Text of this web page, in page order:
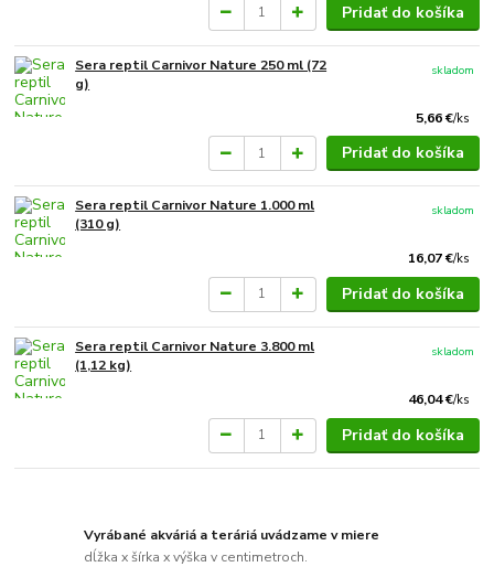
Pridať do košíka
Sera reptil Carnivor Nature 250 ml (72
g)
5,66 €/ks
skladom
Pridať do košíka
Sera reptil Carnivor Nature 1.000 ml
(310 g)
16,07 €/ks
skladom
Pridať do košíka
Sera reptil Carnivor Nature 3.800 ml
(1,12 kg)
46,04 €/ks
skladom
Pridať do košíka
Vyrábané akváriá a teráriá uvádzame v miere
dĺžka x šírka x výška v centimetroch.